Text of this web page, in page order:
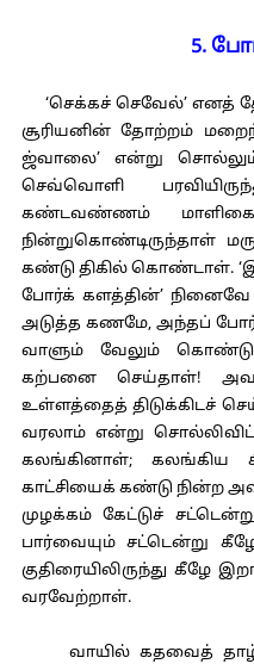
5.
‘செக்கச் செவேல்’ எனத்
சூரியனின் தோற்றம்
ஜ்வாலை’ என்று
செவ்வொளி
கண்டவண்ணம்
நின்றுகொண்டிருந்தாள்
கண்டு திகில் கொண்டாள்.
போர்க் களத்தின்’ நினைவே
அடுத்த கணமே, அந்தப்
வாளும் வேலும்
கற்பனை செய்தாள்!
உள்ளத்தைத் திடுக்கிடச்
வரலாம் என்று
கலங்கினாள்; கலங்கிய
காட்சியைக் கண்டு நின்ற
முழக்கம் கேட்டுச்
பார்வையும் சட்டென்று
குதிரையிலிருந்து கீழே
வரவேற்றாள்.
வாயில் கதவைத் தாழ்